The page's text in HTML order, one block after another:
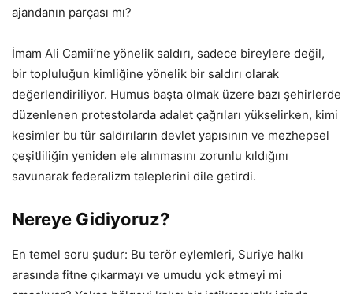
ajandanın parçası mı?
İmam Ali Camii’ne yönelik saldırı, sadece bireylere değil,
bir topluluğun kimliğine yönelik bir saldırı olarak
değerlendiriliyor. Humus başta olmak üzere bazı şehirlerde
düzenlenen protestolarda adalet çağrıları yükselirken, kimi
kesimler bu tür saldırıların devlet yapısının ve mezhepsel
çeşitliliğin yeniden ele alınmasını zorunlu kıldığını
savunarak federalizm taleplerini dile getirdi.
Nereye Gidiyoruz?
En temel soru şudur: Bu terör eylemleri, Suriye halkı
arasında fitne çıkarmayı ve umudu yok etmeyi mi